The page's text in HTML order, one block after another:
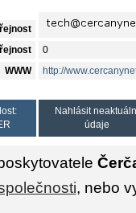
0
WWW http://
Nahlásit
údaje
, nebo